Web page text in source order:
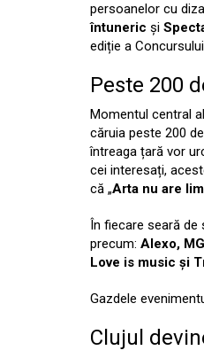
persoanelor cu
întuneric și
ediție a
Peste 200
Momentul central
căruia peste 200
întreaga țară vor
cei interesați,
că „Arta nu are
În fiecare seară
precum: Alexo,
Love is music și
Gazdele
Clujul